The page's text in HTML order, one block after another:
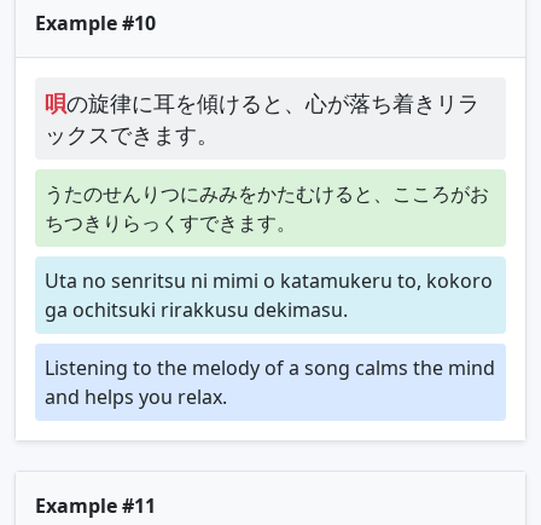
Example #10
唄の旋律に耳を傾けると、心が落ち着きリラ
ックスできます。
うたのせんりつにみみをかたむけると、こころがお
ちつきりらっくすできます。
Uta no senritsu ni mimi o katamukeru to, kokoro
ga ochitsuki rirakkusu dekimasu.
Listening to the melody of a song calms the mind
and helps you relax.
Example #11